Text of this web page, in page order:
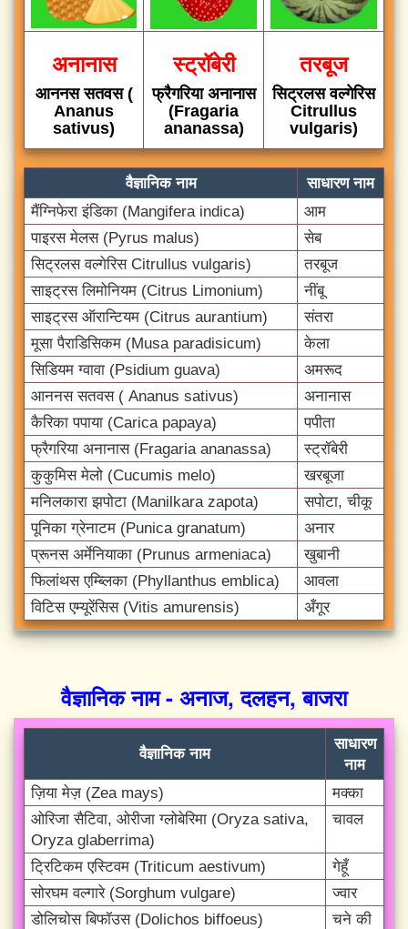
अनानास
आननस सतवस (
Ananus
sativus)
स्ट्रॉबेरी
फ्रैगरिया अनानास
(Fragaria
ananassa)
तरबूज
सिट्रलस वल्गेरिस
Citrullus
vulgaris)
वैज्ञानिक नाम
साधारण नाम
मैंग्निफेरा इंडिका (Mangifera indica)
आम
पाइरस मेलस (Pyrus malus)
सेब
सिट्रलस वल्गेरिस Citrullus vulgaris)
तरबूज
साइट्रस लिमोनियम (Citrus Limonium)
नींबू
साइट्रस ऑरान्टियम (Citrus aurantium)
संतरा
मूसा पैराडिसिकम (Musa paradisicum)
केला
सिडियम ग्वावा (Psidium guava)
अमरूद
आननस सतवस ( Ananus sativus)
अनानास
कैरिका पपाया (Carica papaya)
पपीता
फ्रैगरिया अनानास (Fragaria ananassa)
स्ट्रॉबेरी
कुकुमिस मेलो (Cucumis melo)
खरबूजा
मनिलकारा झपोटा (Manilkara zapota)
सपोटा, चीकू
पूनिका ग्रेनाटम (Punica granatum)
अनार
प्रूनस अर्मेनियाका (Prunus armeniaca)
खुबानी
फिलांथस एम्ब्लिका (Phyllanthus emblica)
आवला
विटिस एम्यूरेंसिस (Vitis amurensis)
अँगूर
वैज्ञानिक नाम - अनाज, दलहन, बाजरा
वैज्ञानिक नाम
साधारण
नाम
ज़िया मेज़ (Zea mays)
मक्का
ओरिजा सैटिवा, ओरीजा ग्लोबेरिमा (Oryza sativa,
Oryza glaberrima)
चावल
ट्रिटिकम एस्टिवम (Triticum aestivum)
गेहूँ
सोरघम वल्गारे (Sorghum vulgare)
ज्वार
डोलिचोस बिफॉउस (Dolichos biffoeus)
चने की